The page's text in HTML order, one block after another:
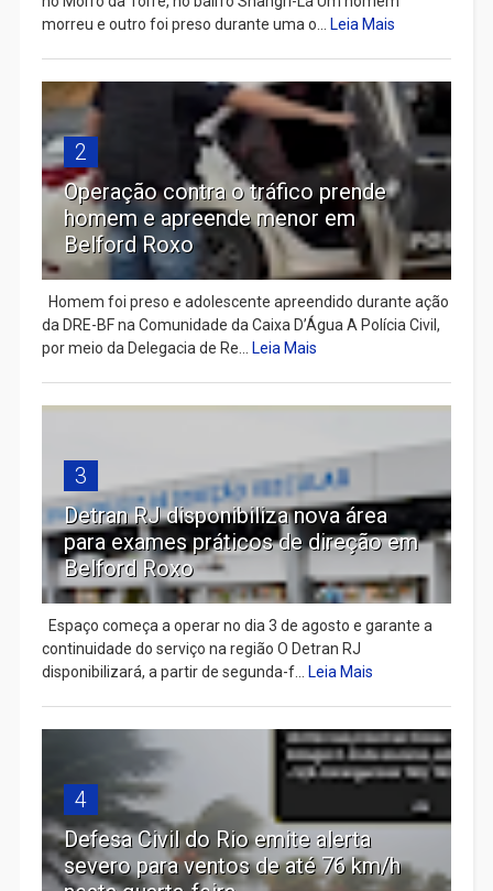
morreu e outro foi preso durante uma o... Leia Mais
2
Operação contra o tráfico prende
homem e apreende menor em
Belford Roxo
Homem foi preso e adolescente apreendido durante ação
da DRE-BF na Comunidade da Caixa D’Água A Polícia Civil,
por meio da Delegacia de Re... Leia Mais
3
Detran RJ disponibiliza nova área
para exames práticos de direção em
Belford Roxo
Espaço começa a operar no dia 3 de agosto e garante a
continuidade do serviço na região O Detran RJ
disponibilizará, a partir de segunda-f... Leia Mais
4
Defesa Civil do Rio emite alerta
severo para ventos de até 76 km/h